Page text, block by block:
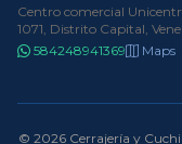
Centro comercial
1071, Distrito Capital,
584248941369
Maps
© 2026 Cerrajería y